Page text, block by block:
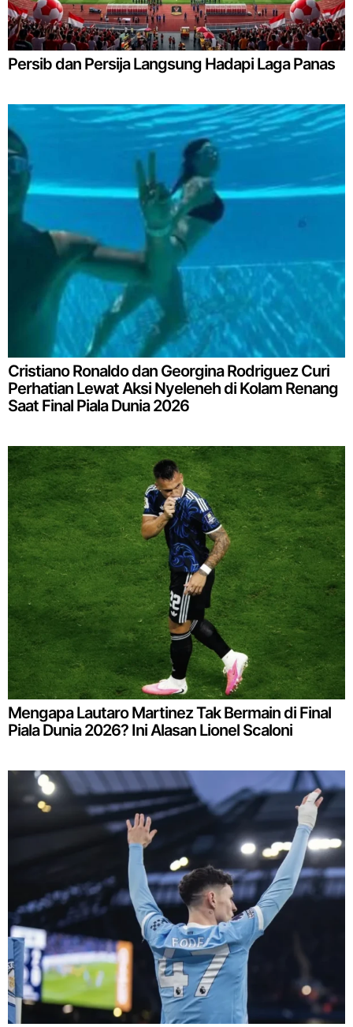
Persib dan Persija Langsung Hadapi Laga Panas
Cristiano Ronaldo dan Georgina Rodriguez Curi
Perhatian Lewat Aksi Nyeleneh di Kolam Renang
Saat Final Piala Dunia 2026
Mengapa Lautaro Martinez Tak Bermain di Final
Piala Dunia 2026? Ini Alasan Lionel Scaloni